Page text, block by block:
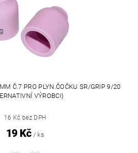
Č.7 PRO PLYN.ČOČKU SR/GRIP 9/20
VÝROBCI)
16 Kč bez DPH
19 Kč / ks